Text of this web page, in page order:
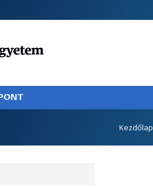
Kezdőlap